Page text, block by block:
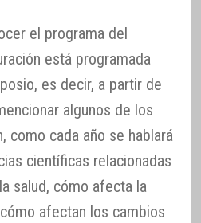
el programa del
está programada
es decir, a partir de
algunos de los
como cada año se hablará
científicas relacionadas
salud, cómo afecta la
afectan los cambios